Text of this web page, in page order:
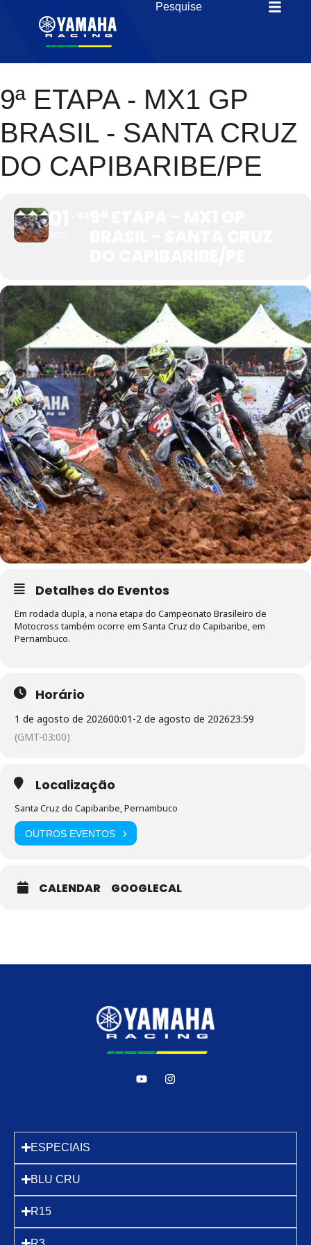
9ª ETAPA - MX1 GP
BRASIL - SANTA CRUZ
DO CAPIBARIBE/PE
Detalhes do Eventos
Em rodada dupla, a nona etapa do Campeonato Brasileiro de
Motocross também ocorre em Santa Cruz do Capibaribe, em
Pernambuco.
Horário
1 de agosto de 202600:01 -2 de agosto de 202623:59
(GMT-03:00)
Localização
Santa Cruz do Capibaribe, Pernambuco
OUTROS EVENTOS
CALENDAR GOOGLECAL
ESPECIAIS
BLU CRU
R15